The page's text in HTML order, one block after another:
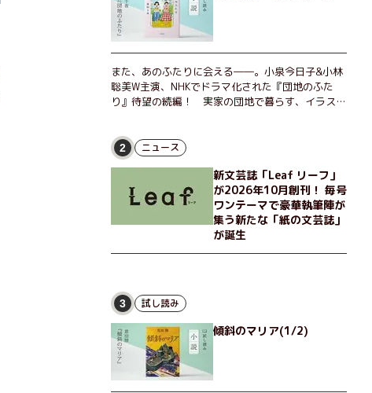
また、あのふたりに会える――。小泉今日子&小林
聡美W主演、NHKでドラマ化された『団地のふた
り』待望の続編！ 実家の団地で暮らす、イラスト
ょっとした贅沢を楽しんだり、近所のおばちゃんの
恋バナを聞いてあげたり、部屋でふたりだけの「台
湾映画祭」を催したり。50代独身、幼なじみの変
わらぬ友情とささやかな幸せの日々を描く。
2 ニュース
新文芸誌「Leaf リーフ」
が2026年10月創刊！ 毎号
ワンテーマで豪華執筆陣が
集う新たな「紙の文芸誌」
が誕生
3 試し読み
傾斜のマリア(1/2)